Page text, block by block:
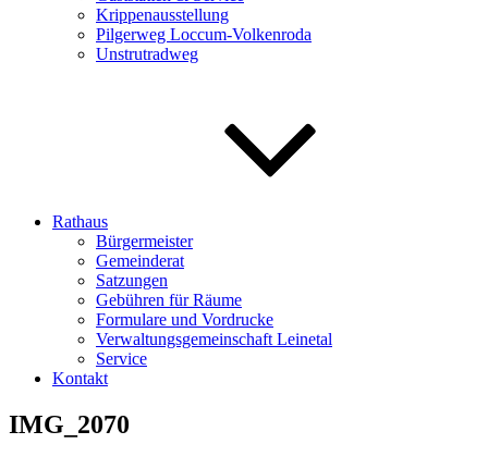
Krippenausstellung
Pilgerweg Loccum-Volkenroda
Unstrutradweg
Rathaus
Bürgermeister
Gemeinderat
Satzungen
Gebühren für Räume
Formulare und Vordrucke
Verwaltungsgemeinschaft Leinetal
Service
Kontakt
IMG_2070